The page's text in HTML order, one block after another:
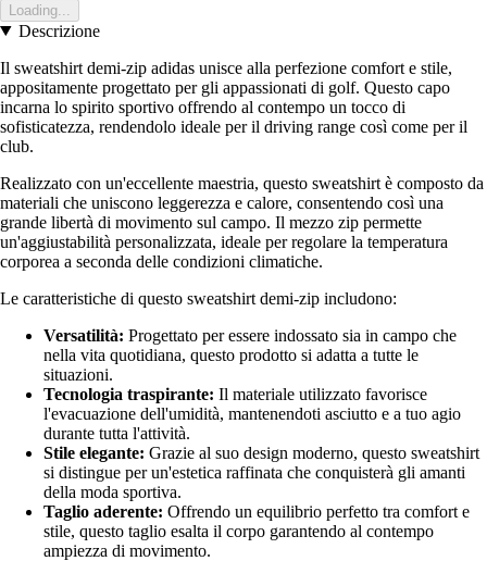
Loading...
Descrizione
Il sweatshirt demi-zip adidas unisce alla perfezione comfort e stile,
appositamente progettato per gli appassionati di golf. Questo capo
incarna lo spirito sportivo offrendo al contempo un tocco di
sofisticatezza, rendendolo ideale per il driving range così come per il
club.
Realizzato con un'eccellente maestria, questo sweatshirt è composto da
materiali che uniscono leggerezza e calore, consentendo così una
grande libertà di movimento sul campo. Il mezzo zip permette
un'aggiustabilità personalizzata, ideale per regolare la temperatura
corporea a seconda delle condizioni climatiche.
Le caratteristiche di questo sweatshirt demi-zip includono:
Versatilità: Progettato per essere indossato sia in campo che
nella vita quotidiana, questo prodotto si adatta a tutte le
situazioni.
Tecnologia traspirante: Il materiale utilizzato favorisce
l'evacuazione dell'umidità, mantenendoti asciutto e a tuo agio
durante tutta l'attività.
Stile elegante: Grazie al suo design moderno, questo sweatshirt
si distingue per un'estetica raffinata che conquisterà gli amanti
della moda sportiva.
Taglio aderente: Offrendo un equilibrio perfetto tra comfort e
stile, questo taglio esalta il corpo garantendo al contempo
ampiezza di movimento.